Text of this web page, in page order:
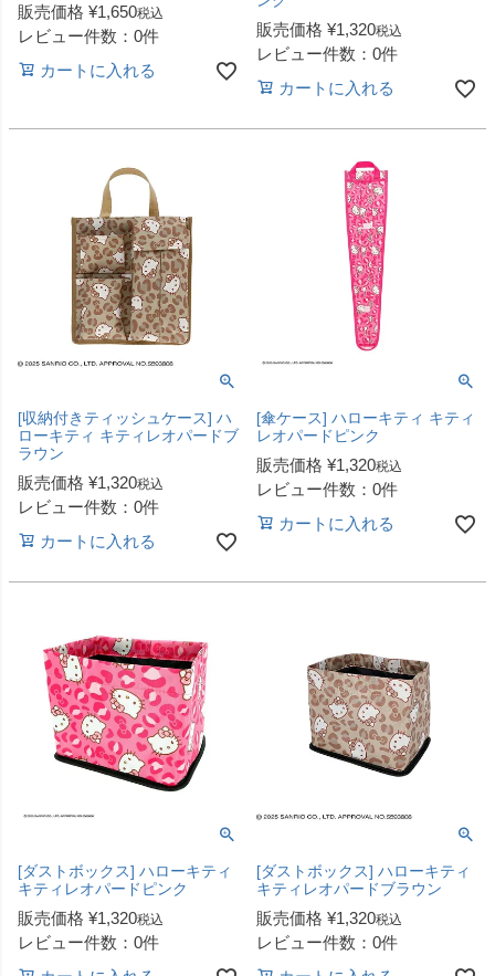
販売価格 ¥1,650税込
レビュー件数：0件
カートに入れる
販売価格 ¥1,320税込
レビュー件数：0件
カートに入れる
[収納付きティッシュケース] ハ
ローキティ キティレオパードブ
ラウン
販売価格 ¥1,320税込
レビュー件数：0件
カートに入れる
[傘ケース] ハローキティ キティ
レオパードピンク
販売価格 ¥1,320税込
レビュー件数：0件
カートに入れる
[ダストボックス] ハローキティ
キティレオパードピンク
販売価格 ¥1,320税込
レビュー件数：0件
[ダストボックス] ハローキティ
キティレオパードブラウン
販売価格 ¥1,320税込
レビュー件数：0件